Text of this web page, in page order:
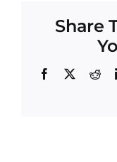
Share
Facebook
X